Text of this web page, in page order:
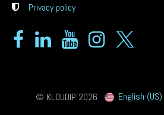
Privacy policy
© KLOUDIP 2026 English (US)